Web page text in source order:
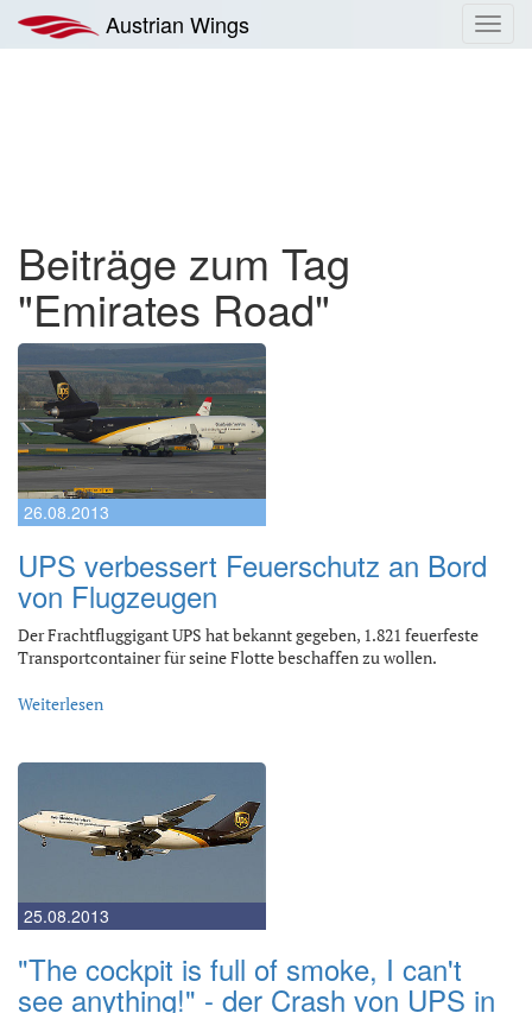
Inhalt
springen
Austrian Wings
Beiträge zum Tag
"Emirates Road"
26.08.2013
UPS verbessert Feuerschutz an Bord
von Flugzeugen
Der Frachtfluggigant UPS hat bekannt gegeben, 1.821 feuerfeste
Transportcontainer für seine Flotte beschaffen zu wollen.
Weiterlesen
25.08.2013
"The cockpit is full of smoke, I can't
see anything!" - der Crash von UPS in